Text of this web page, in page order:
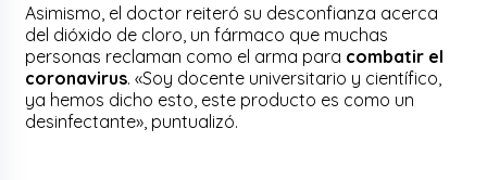
Asimismo, el doctor reiteró su desconfianza acerca
del dióxido de cloro, un fármaco que muchas
personas reclaman como el arma para combatir el
coronavirus. «Soy docente universitario y científico,
ya hemos dicho esto, este producto es como un
desinfectante», puntualizó.